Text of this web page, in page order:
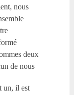
nous
deux
de nous
un, il est